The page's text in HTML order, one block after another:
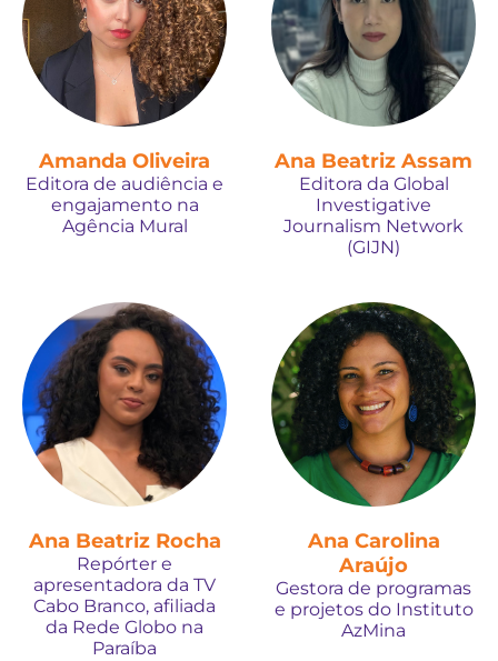
Amanda Oliveira
Editora de audiência e
engajamento na
Agência Mural
Ana Beatriz Assam
Editora da Global
Investigative
Journalism Network
(GIJN)
Ana Beatriz Rocha
Repórter e
apresentadora da TV
Cabo Branco, afiliada
da Rede Globo na
Paraíba
Ana Carolina
Araújo
Gestora de programas
e projetos do Instituto
AzMina